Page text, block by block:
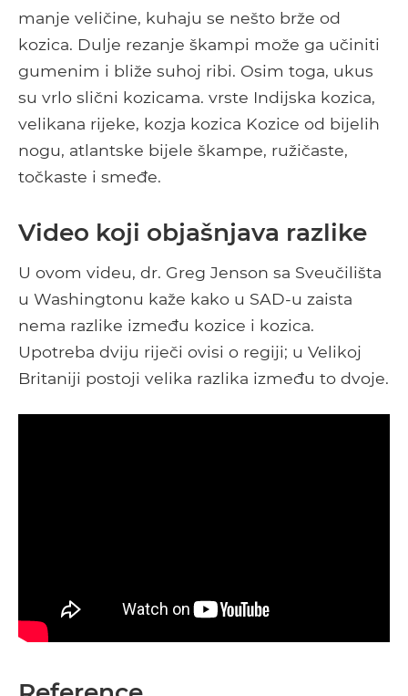
manje veličine, kuhaju se nešto brže od
kozica. Dulje rezanje škampi može ga učiniti
gumenim i bliže suhoj ribi. Osim toga, ukus
su vrlo slični kozicama. vrste Indijska kozica,
velikana rijeke, kozja kozica Kozice od bijelih
nogu, atlantske bijele škampe, ružičaste,
točkaste i smeđe.
Video koji objašnjava razlike
U ovom videu, dr. Greg Jenson sa Sveučilišta
u Washingtonu kaže kako u SAD-u zaista
nema razlike između kozice i kozica.
Upotreba dviju riječi ovisi o regiji; u Velikoj
Britaniji postoji velika razlika između to dvoje.